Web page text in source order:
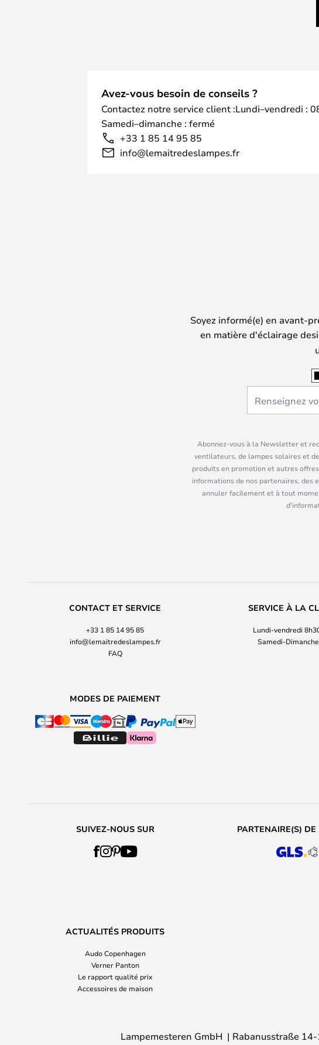
Avez-vous besoin de conseils ?
Contactez notre service client :Lundi–vendredi :
Samedi–dimanche : fermé
+33 1 85 14 95 85
info@lemaitredeslampes.fr
Soyez informé(e) en avant-
en matière d'éclairage
Abonnez-vous à la Newsletter et
ventilateurs, de lampes solaires et
produits en promotion et autres
informations de nos partenaires, des
annuler facilement et à tout
CONTACT ET SERVICE
+33 1 85 14 95 85
info@lemaitredeslampes.fr
FAQ
SERVICE À LA
Lundi-vendredi
Samedi-
MODES DE PAIEMENT
SUIVEZ-NOUS SUR PARTENAIRE(S)
ACTUALITÉS PRODUITS
Audo Copenhagen
Verner Panton
Le rapport qualité prix
Accessoires de maison
Lampemesteren GmbH Rabanusstraße